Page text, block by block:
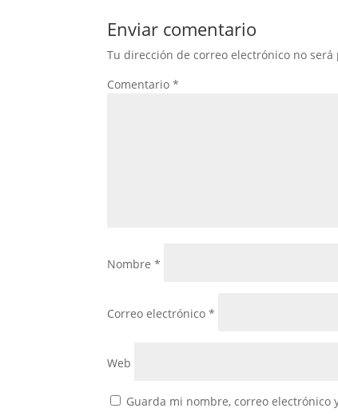
Enviar comentario
Tu dirección de correo electrónico no será
Comentario*
Nombre*
Correo electrónico*
Web
Guarda mi nombre, correo electrónico